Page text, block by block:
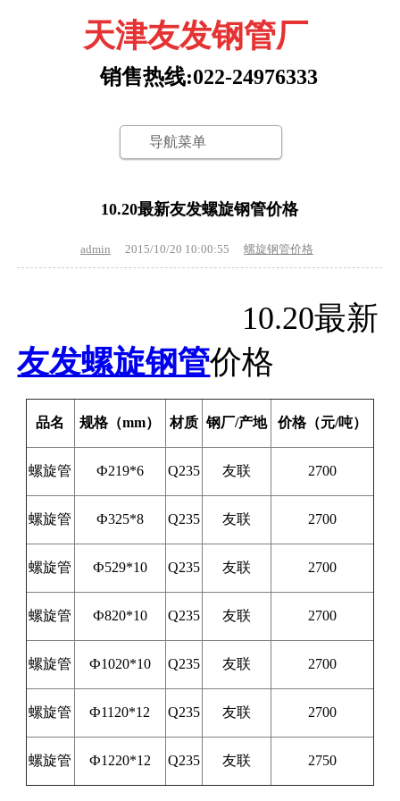
天津友发钢管厂
销售热线:022-24976333
导航菜单
10.20最新友发螺旋钢管价格
admin 2015/10/20 10:00:55 螺旋钢管价格
10.20最新
友发螺旋钢管价格
品名 规格（mm） 材质 钢厂/产地 价格（元/吨）
螺旋管 Ф219*6 Q235 友联 2700
螺旋管 Ф325*8 Q235 友联 2700
螺旋管 Ф529*10 Q235 友联 2700
螺旋管 Ф820*10 Q235 友联 2700
螺旋管 Ф1020*10 Q235 友联 2700
螺旋管 Ф1120*12 Q235 友联 2700
螺旋管 Ф1220*12 Q235 友联 2750